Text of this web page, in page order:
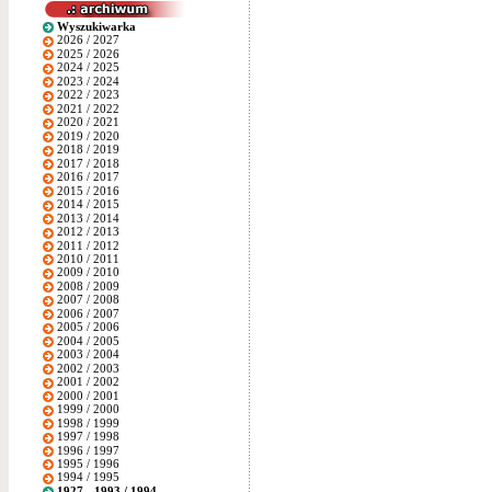
Wyszukiwarka
2026 / 2027
2025 / 2026
2024 / 2025
2023 / 2024
2022 / 2023
2021 / 2022
2020 / 2021
2019 / 2020
2018 / 2019
2017 / 2018
2016 / 2017
2015 / 2016
2014 / 2015
2013 / 2014
2012 / 2013
2011 / 2012
2010 / 2011
2009 / 2010
2008 / 2009
2007 / 2008
2006 / 2007
2005 / 2006
2004 / 2005
2003 / 2004
2002 / 2003
2001 / 2002
2000 / 2001
1999 / 2000
1998 / 1999
1997 / 1998
1996 / 1997
1995 / 1996
1994 / 1995